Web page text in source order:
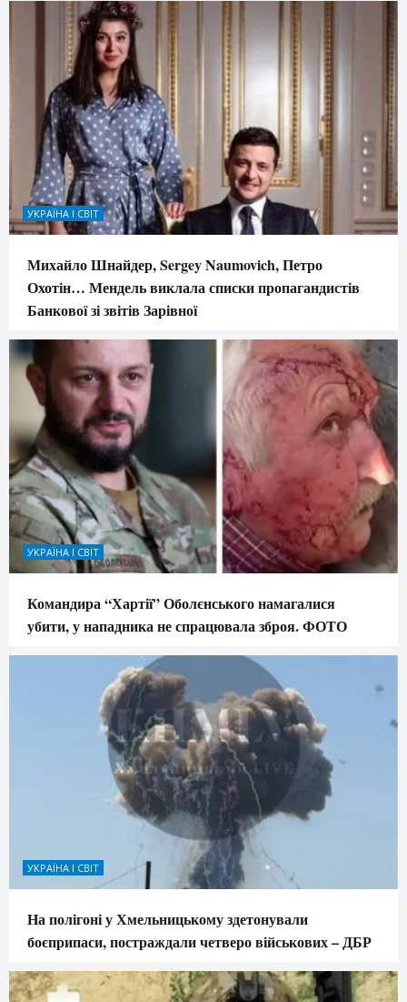
УКРАЇНА І СВІТ
Михайло Шнайдер, Sergey Naumovich, Петро
Охотін… Мендель виклала списки пропагандистів
Банкової зі звітів Зарівної
УКРАЇНА І СВІТ
Командира “Хартії” Оболєнського намагалися
убити, у нападника не спрацювала зброя. ФОТО
УКРАЇНА І СВІТ
На полігоні у Хмельницькому здетонували
боєприпаси, постраждали четверо військових – ДБР